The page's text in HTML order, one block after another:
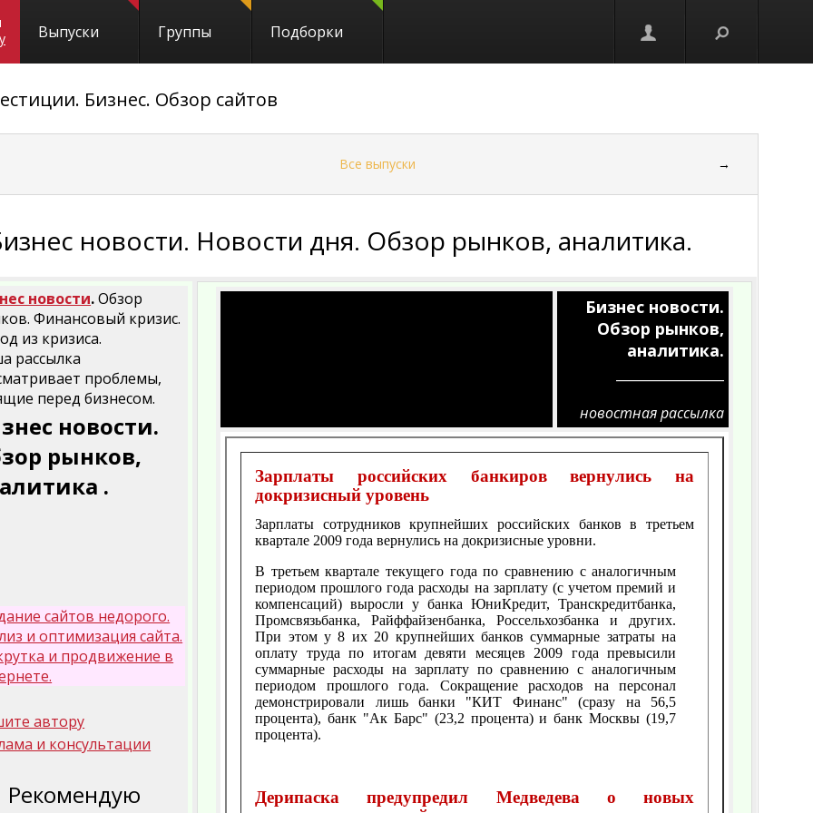
Выпуски Группы Подборки
Бизнес. Обзор сайтов
Все выпуски →
новости. Новости дня. Обзор рынков, аналитика.
новости.Обзор
Финансовый кризис.
из кризиса.
рассылка
проблемы,
перед бизнесом.
новости.
рынков,
.
сайтов недорого.
и оптимизация сайта.
и продвижение в
автору
и консультации
Рекомендую
Бизнес новости.
Обзор рынков,
аналитика.
новостная рассылка
Зарплаты российских банкиров вернулись на
докризисный уровень
Зарплаты сотрудников крупнейших российских банков в третьем
квартале 2009 года вернулись на докризисные уровни.
В третьем квартале текущего года по сравнению с аналогичным
периодом прошлого года расходы на зарплату (с учетом премий и
компенсаций) выросли у банка ЮниКредит, Транскредитбанка,
Промсвязьбанка, Райффайзенбанка, Россельхозбанка и других.
При этом у 8 их 20 крупнейших банков суммарные затраты на
оплату труда по итогам девяти месяцев 2009 года превысили
суммарные расходы на зарплату по сравнению с аналогичным
периодом прошлого года. Сокращение расходов на персонал
демонстрировали лишь банки "КИТ Финанс" (сразу на 56,5
процента), банк "Ак Барс" (23,2 процента) и банк Москвы (19,7
процента).
Дерипаска предупредил Медведева о новых